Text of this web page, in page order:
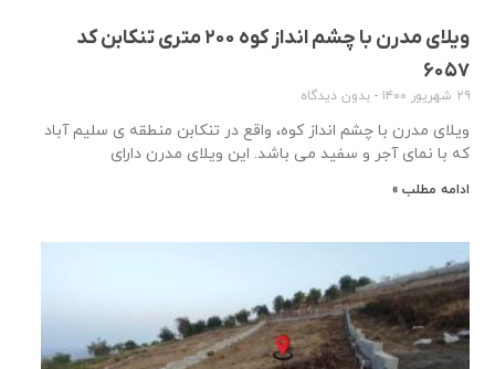
ویلای مدرن با چشم انداز کوه ۲۰۰ متری تنکابن کد
۶۰۵۷
۲۹ شهریور ۱۴۰۰ بدون دیدگاه
ویلای مدرن با چشم انداز کوه، واقع در تنکابن منطقه ی سلیم آباد
که با نمای آجر و سفید می باشد. این ویلای مدرن دارای
ادامه مطلب »